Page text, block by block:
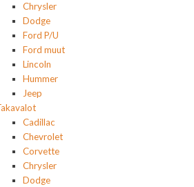
Chrysler
Dodge
Ford P/U
Ford muut
Lincoln
Hummer
Jeep
Cadillac
Chevrolet
Corvette
Chrysler
Dodge